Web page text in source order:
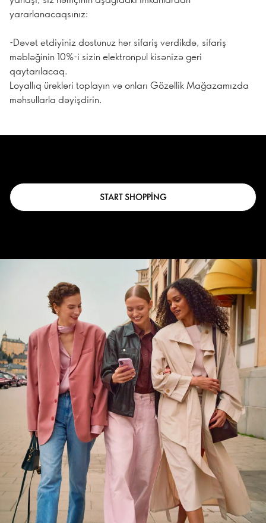
yararlanacaqsınız:
-Dəvət etdiyiniz dostunuz hər sifariş verdikdə, sifariş
məbləğinin 10%-i sizin elektronpul kisənizə geri
qaytarılacaq.
Loyallıq ürəkləri toplayın və onları Gözəllik Mağazamızda
məhsullarla dəyişdirin.
START SHOPPING